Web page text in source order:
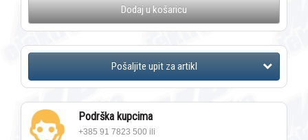
Dodaj u košaricu
Podrška kupcima
+385 91 7823 500 ili